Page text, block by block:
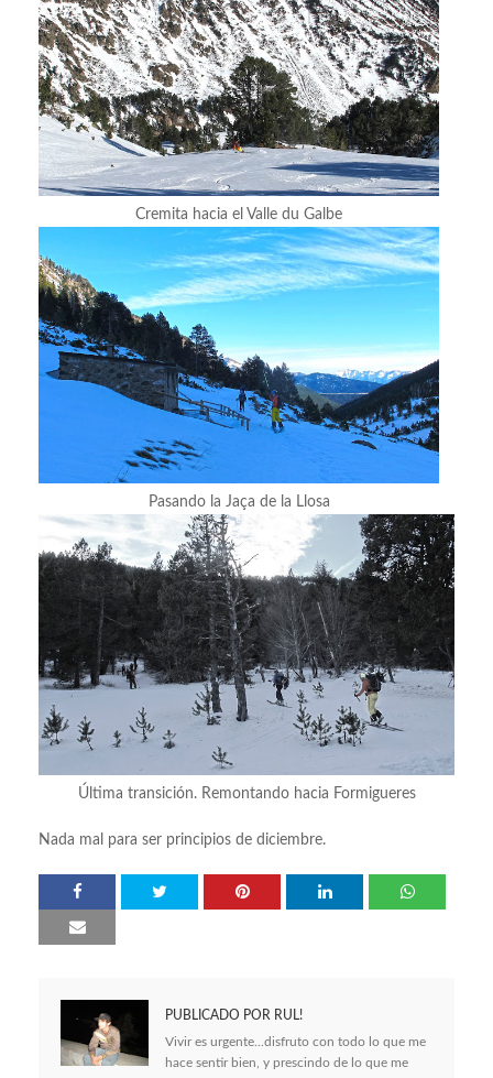
Cremita hacia el Valle du Galbe
Pasando la Jaça de la Llosa
Última transición. Remontando hacia Formigueres
Nada mal para ser principios de diciembre.
PUBLICADO POR RUL!
Vivir es urgente...disfruto con todo lo que me
hace sentir bien, y prescindo de lo que me